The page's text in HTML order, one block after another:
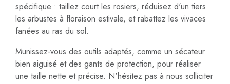
spécifique : taillez court les rosiers, réduisez d'un tiers
les arbustes à floraison estivale, et rabattez les vivaces
fanées au ras du sol.
Munissez-vous des outils adaptés, comme un sécateur
bien aiguisé et des gants de protection, pour réaliser
une taille nette et précise. N'hésitez pas à nous solliciter